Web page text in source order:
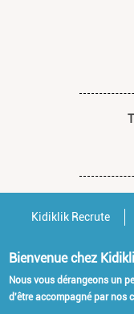
Kidiklik Recrute
Bienvenue chez
Nous vous dérangeons un
d'être accompagné par nos